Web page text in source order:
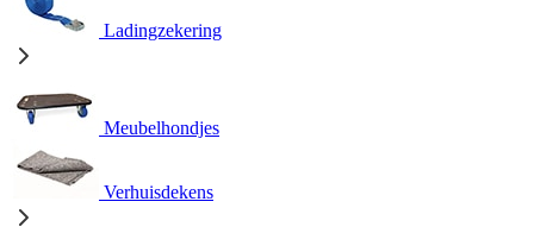
Ladingzekering
Meubelhondjes
Verhuisdekens